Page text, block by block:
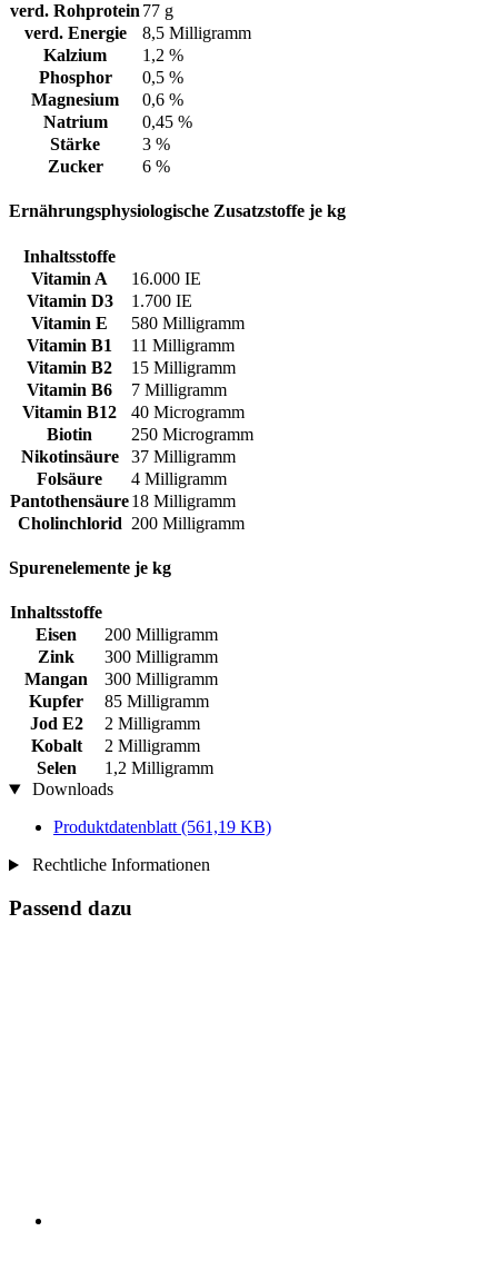
verd. Rohprotein 77 g
verd. Energie
8,5 Milligramm
Kalzium
1,2 %
Phosphor
0,5 %
Magnesium
0,6 %
Natrium
0,45 %
Stärke
3 %
Zucker
6 %
Ernährungsphysiologische Zusatzstoffe je kg
Inhaltsstoffe
Vitamin A
16.000 IE
Vitamin D3
1.700 IE
Vitamin E
580 Milligramm
Vitamin B1
11 Milligramm
Vitamin B2
15 Milligramm
Vitamin B6
7 Milligramm
Vitamin B12
40 Microgramm
Biotin
250 Microgramm
Nikotinsäure
37 Milligramm
Folsäure
4 Milligramm
Pantothensäure18 Milligramm
Cholinchlorid 200 Milligramm
Spurenelemente je kg
Inhaltsstoffe
Eisen
200 Milligramm
Zink
300 Milligramm
Mangan
300 Milligramm
Kupfer
85 Milligramm
Jod E2
2 Milligramm
Kobalt
2 Milligramm
Selen
1,2 Milligramm
Downloads
Produktdatenblatt (561,19 KB)
Rechtliche Informationen
Passend dazu